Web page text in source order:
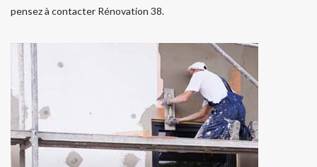
pensez à contacter Rénovation 38.